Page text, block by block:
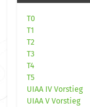
T0
T1
T2
T3
T4
T5
UIAA IV Vorstieg
UIAA V Vorstieg